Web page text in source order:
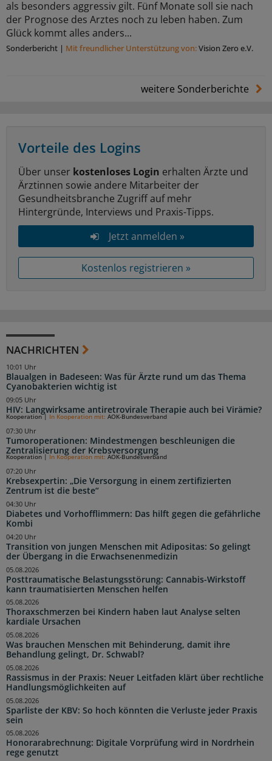
als besonders aggressiv gilt. Fünf Monate soll sie nach
der Prognose des Arztes noch zu leben haben. Zum
Glück kommt alles anders...
Sonderbericht | Mit freundlicher Unterstützung von:Vision Zero e.V.
weitere Sonderberichte
Vorteile des Logins
Über unser kostenloses Login erhalten Ärzte und
Ärztinnen sowie andere Mitarbeiter der
Gesundheitsbranche Zugriff auf mehr
Hintergründe, Interviews und Praxis-Tipps.
Jetzt anmelden »
Kostenlos registrieren »
NACHRICHTEN
Blaualgen in Badeseen: Was für Ärzte rund um das Thema
Cyanobakterien wichtig ist
10:01 Uhr
HIV: Langwirksame antiretrovirale Therapie auch bei Virämie?
09:05 Uhr
Tumoroperationen: Mindestmengen beschleunigen die
Zentralisierung der Krebsversorgung
Kooperation| In Kooperation mit: AOK-Bundesverband
07:30 Uhr
Krebsexpertin: „Die Versorgung in einem zertifizierten
Zentrum ist die beste“
Kooperation In Kooperation mit: AOK-Bundesverband
07:20 Uhr
Diabetes und Vorhofflimmern: Das hilft gegen die gefährliche
Kombi
04:30 Uhr
Transition von jungen Menschen mit Adipositas: So gelingt
der Übergang in die Erwachsenenmedizin
04:20 Uhr
Posttraumatische Belastungsstörung: Cannabis-Wirkstoff
kann traumatisierten Menschen helfen
05.08.2026
Thoraxschmerzen bei Kindern haben laut Analyse selten
kardiale Ursachen
05.08.2026
Was brauchen Menschen mit Behinderung, damit ihre
Behandlung gelingt, Dr. Schwabl?
05.08.2026
Rassismus in der Praxis: Neuer Leitfaden klärt über rechtliche
Handlungsmöglichkeiten auf
05.08.2026
Sparliste der KBV: So hoch könnten die Verluste jeder Praxis
sein
05.08.2026
Honorarabrechnung: Digitale Vorprüfung wird in Nordrhein
rege genutzt
05.08.2026